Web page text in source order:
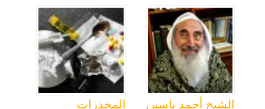
المخدرات الشيخ أحمد ياسين